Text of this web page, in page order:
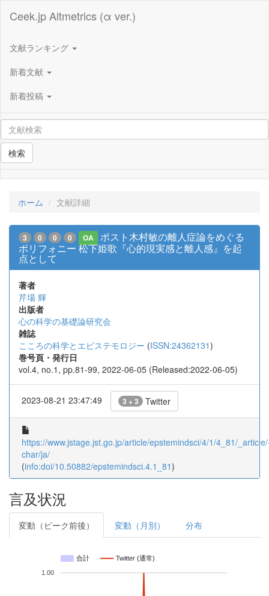
Ceek.jp Altmetrics (α ver.)
文献ランキング
新着文献
新着投稿
検索
ホーム 文献詳細
3 0 0 0 OA
ポスト木村敏の離人症論をめぐる
ポリフォニー 松下姫歌『心的現実感と離人感』を起
点として
著者
芹場 輝
出版者
心の科学の基礎論研究会
雑誌
こころの科学とエピステモロジー (ISSN:24362131)
巻号頁・発行日
vol.4, no.1, pp.81-99, 2022-06-05 (Released:2022-06-05)
2023-08-21 23:47:49 3 + 3 Twitter
https://www.jstage.jst.go.jp/article/epstemindsci/4/1/4_81/
char/ja/
(info:doi/10.50882/epstemindsci.4.1_81)
言及状況
変動（ピーク前後） 変動（月別） 分布
合計 Twitter (通常)
1.00